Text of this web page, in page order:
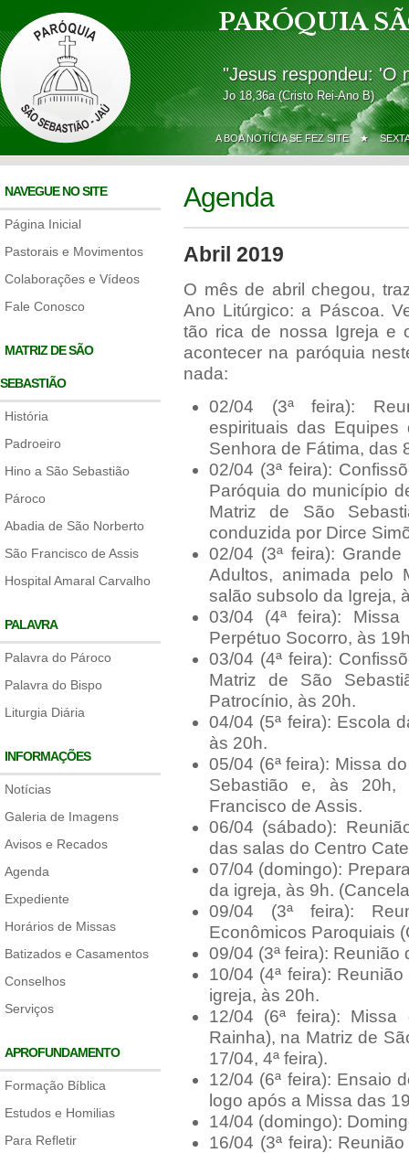
PARÓQUIA
"Jesus respondeu: 'O
Jo 18,36a (Cristo Rei-Ano B)
A BOA NOTÍCIA SE FEZ SITE ★
NAVEGUE NO SITE
Página Inicial
Pastorais e Movimentos
Colaborações e Vídeos
Fale Conosco
MATRIZ DE SÃO
SEBASTIÃO
História
Padroeiro
Hino a São Sebastião
Pároco
Abadia de São Norberto
São Francisco de Assis
Hospital Amaral Carvalho
PALAVRA
Palavra do Pároco
Palavra do Bispo
Liturgia Diária
INFORMAÇÕES
Notícias
Galeria de Imagens
Avisos e Recados
Agenda
Expediente
Horários de Missas
Batizados e Casamentos
Conselhos
Serviços
APROFUNDAMENTO
Formação Bíblica
Estudos e Homilias
Para Refletir
Agenda
Abril 2019
O mês de abril chegou,
Ano Litúrgico: a Páscoa.
tão rica de nossa Igreja e
acontecer na paróquia
nada:
02/04 (3ª feira):
espirituais das
Senhora de Fátima, das
02/04 (3ª feira):
Paróquia do município
Matriz de São
conduzida por Dirce
02/04 (3ª feira):
Adultos, animada pelo
salão subsolo da Igreja,
03/04 (4ª feira):
Perpétuo Socorro, às
03/04 (4ª feira):
Matriz de São
Patrocínio, às 20h.
04/04 (5ª feira): Escola
às 20h.
05/04 (6ª feira): Missa
Sebastião e, às 20h,
Francisco de Assis.
06/04 (sábado):
das salas do Centro
07/04 (domingo):
da igreja, às 9h.
09/04 (3ª feira):
Econômicos Paroquiais
09/04 (3ª feira):
10/04 (4ª feira):
igreja, às 20h.
12/04 (6ª feira):
Rainha), na Matriz de
17/04, 4ª feira).
12/04 (6ª feira): Ensaio
logo após a Missa das
14/04 (domingo):
16/04 (3ª feira):